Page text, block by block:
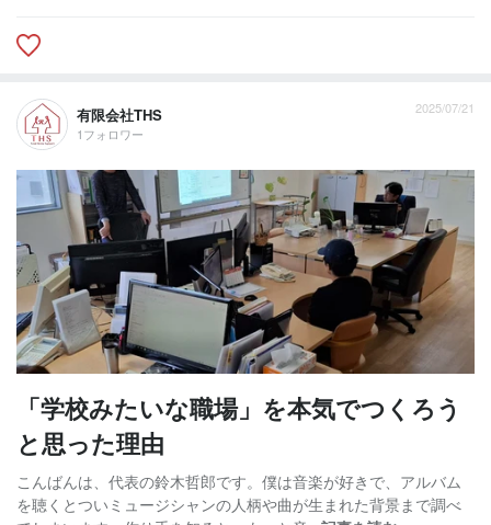
有限会社THS
1フォロワー
2025/07/21
「学校みたいな職場」を本気でつくろう
と思った理由
こんばんは、代表の鈴木哲郎です。僕は音楽が好きで、アルバム
を聴くとついミュージシャンの人柄や曲が生まれた背景まで調べ